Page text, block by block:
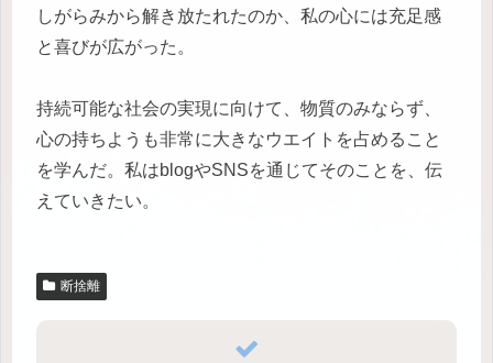
しがらみから解き放たれたのか、私の心には充足感
と喜びが広がった。
持続可能な社会の実現に向けて、物質のみならず、
心の持ちようも非常に大きなウエイトを占めること
を学んだ。私はblogやSNSを通じてそのことを、伝
えていきたい。
断捨離